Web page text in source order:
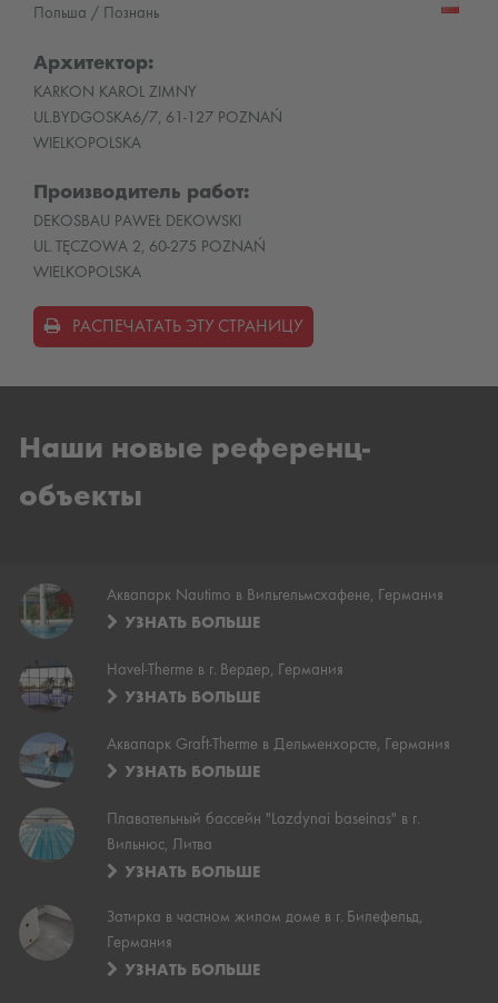
Польша / Познань
Архитектор:
KARKON KAROL ZIMNY
UL.BYDGOSKA6/7, 61-127 POZNAŃ
WIELKOPOLSKA
Производитель работ:
DEKOSBAU PAWEŁ DEKOWSKI
UL. TĘCZOWA 2, 60-275 POZNAŃ
WIELKOPOLSKA
РАСПЕЧАТАТЬ ЭТУ СТРАНИЦУ
Наши новые референц-
объекты
Аквапарк Nautimo в Вильгельмсхафене, Германия
УЗНАТЬ БОЛЬШЕ
Havel-Therme в г. Вердер, Германия
УЗНАТЬ БОЛЬШЕ
Аквапарк Graft-Therme в Дельменхорсте, Германия
УЗНАТЬ БОЛЬШЕ
Плавательный бассейн "Lazdynai baseinas" в г.
Вильнюс, Литва
УЗНАТЬ БОЛЬШЕ
Затирка в частном жилом доме в г. Билефельд,
Германия
УЗНАТЬ БОЛЬШЕ